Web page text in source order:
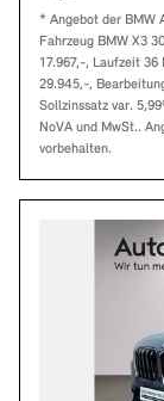
* Angebot der BMW
Fahrzeug BMW X3
17.967,-, Laufzeit
29.945,-,
Sollzinssatz var.
NoVA und MwSt..
vorbehalten.